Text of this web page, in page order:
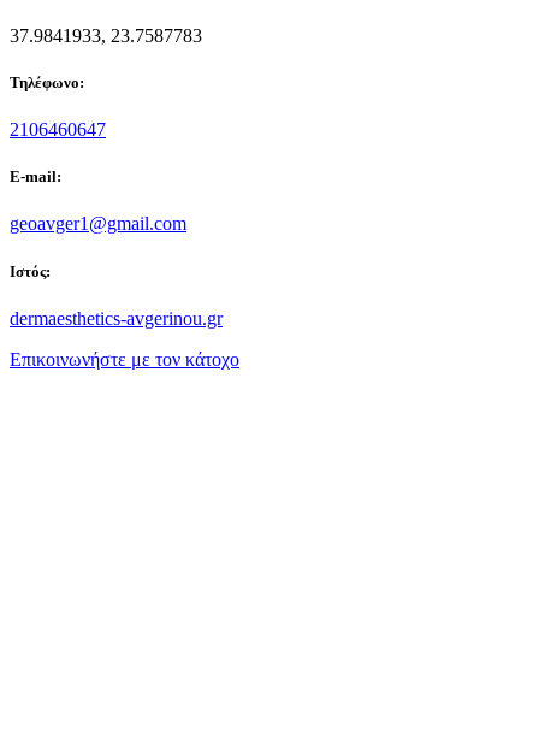
37.9841933, 23.7587783
Τηλέφωνο:
2106460647
E-mail:
geoavger1@gmail.com
Ιστός:
dermaesthetics-avgerinou.gr
Επικοινωνήστε με τον κάτοχο